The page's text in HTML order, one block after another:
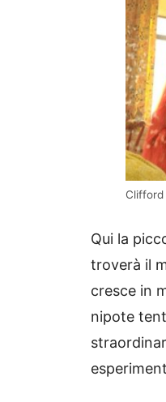
Clifford
Qui la
troverà il
cresce in
nipote